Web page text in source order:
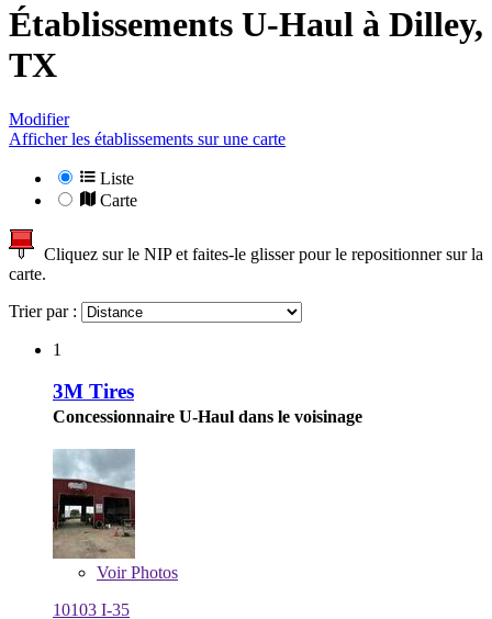
Établissements U-Haul à Dilley,
TX
Modifier
Afficher les établissements sur une carte
Liste
Carte
Cliquez sur le NIP et faites-le glisser pour le repositionner sur la
carte.
Trier par :
1
3M Tires
Concessionnaire U-Haul dans le voisinage
VoirPhotos
10103 I-35